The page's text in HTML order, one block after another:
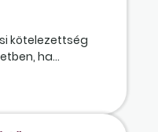
kötelezettség
ha...